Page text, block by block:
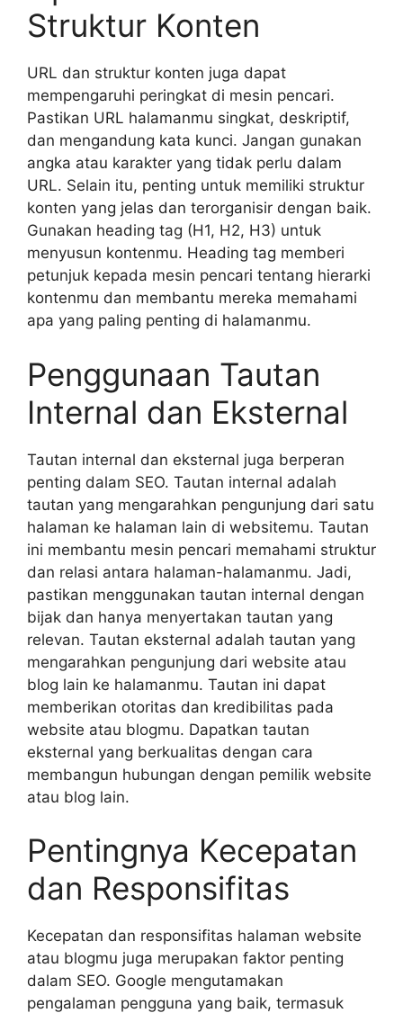
Struktur Konten
URL dan struktur konten juga dapat
mempengaruhi peringkat di mesin pencari.
Pastikan URL halamanmu singkat, deskriptif,
dan mengandung kata kunci. Jangan gunakan
angka atau karakter yang tidak perlu dalam
URL. Selain itu, penting untuk memiliki struktur
konten yang jelas dan terorganisir dengan baik.
Gunakan heading tag (H1, H2, H3) untuk
menyusun kontenmu. Heading tag memberi
petunjuk kepada mesin pencari tentang hierarki
kontenmu dan membantu mereka memahami
apa yang paling penting di halamanmu.
Penggunaan Tautan
Internal dan Eksternal
Tautan internal dan eksternal juga berperan
penting dalam SEO. Tautan internal adalah
tautan yang mengarahkan pengunjung dari satu
halaman ke halaman lain di websitemu. Tautan
ini membantu mesin pencari memahami struktur
dan relasi antara halaman-halamanmu. Jadi,
pastikan menggunakan tautan internal dengan
bijak dan hanya menyertakan tautan yang
relevan. Tautan eksternal adalah tautan yang
mengarahkan pengunjung dari website atau
blog lain ke halamanmu. Tautan ini dapat
memberikan otoritas dan kredibilitas pada
website atau blogmu. Dapatkan tautan
eksternal yang berkualitas dengan cara
membangun hubungan dengan pemilik website
atau blog lain.
Pentingnya Kecepatan
dan Responsifitas
Kecepatan dan responsifitas halaman website
atau blogmu juga merupakan faktor penting
dalam SEO. Google mengutamakan
pengalaman pengguna yang baik, termasuk